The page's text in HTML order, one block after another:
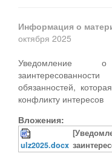
Информация о
октября 2025
Уведомление
обязанностей,
конфликту интересов
Вложения:
ulz2025.docx